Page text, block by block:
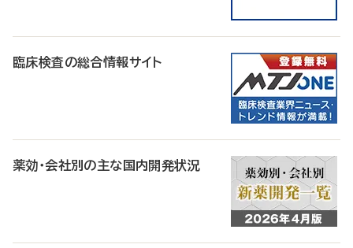
臨床検査の総合情報サイト
薬効・会社別の主な国内開発状況